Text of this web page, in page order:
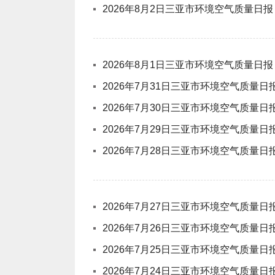
2026年8月2日三亚市环境空气质量日报
2026年8月1日三亚市环境空气质量日报
2026年7月31日三亚市环境空气质量日
2026年7月30日三亚市环境空气质量日
2026年7月29日三亚市环境空气质量日
2026年7月28日三亚市环境空气质量日
2026年7月27日三亚市环境空气质量日
2026年7月26日三亚市环境空气质量日
2026年7月25日三亚市环境空气质量日
2026年7月24日三亚市环境空气质量日